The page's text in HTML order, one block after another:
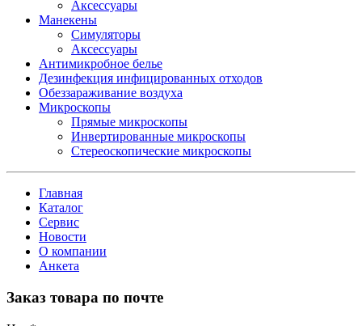
Аксессуары
Манекены
Симуляторы
Аксессуары
Антимикробное белье
Дезинфекция инфицированных отходов
Обеззараживание воздуха
Микроскопы
Прямые микроскопы
Инвертированные микроскопы
Стереоскопические микроскопы
Главная
Каталог
Сервис
Новости
О компании
Анкета
Заказ товара по почте